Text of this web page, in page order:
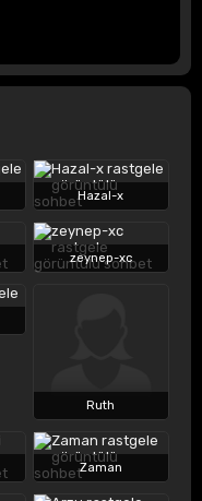
Hazal-x
zeynep-xc
Ruth
Zaman